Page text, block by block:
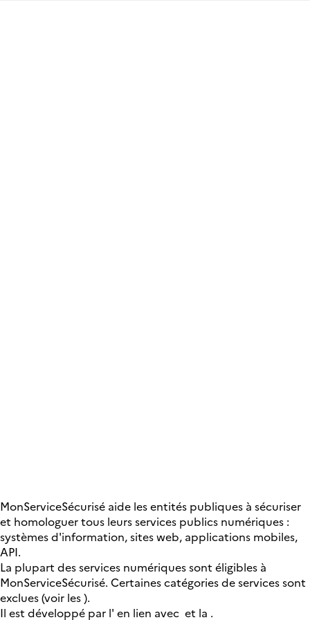
MonServiceSécurisé aide les entités publiques à sécuriser
et homologuer tous leurs services publics numériques :
systèmes d'information, sites web, applications mobiles,
API.
La plupart des services numériques sont éligibles à
MonServiceSécurisé. Certaines catégories de services sont
exclues (voir les).
Il est développé par l' en lien avec et la .